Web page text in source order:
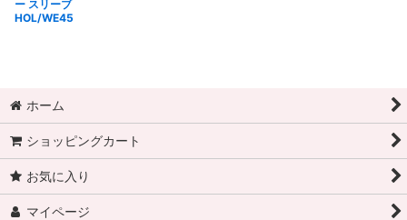
ー スリーブ
HOL/WE45
ホーム
ショッピングカート
お気に入り
マイページ